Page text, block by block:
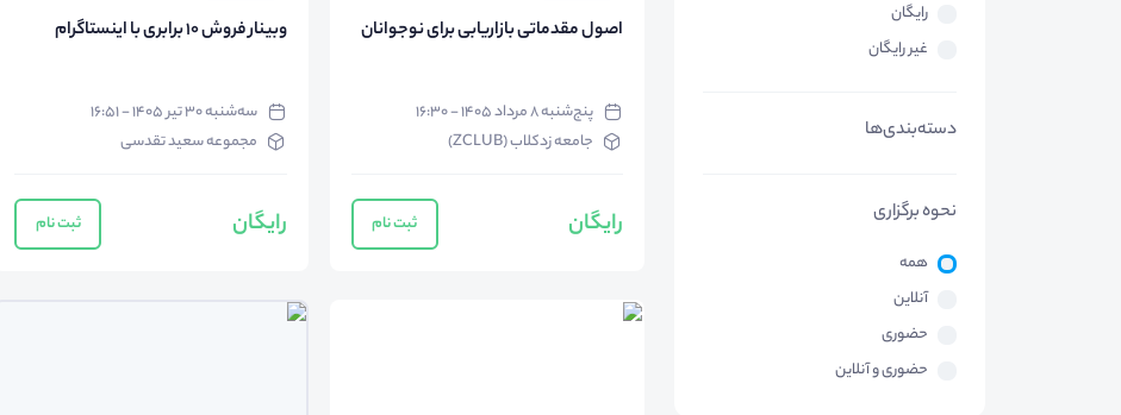
رایگان
غیر رایگان
دسته‌بندی‌ها
نحوه برگزاری
همه
آنلاین
حضوری
حضوری و آنلاین
اصول مقدماتی بازاریابی برای نوجوانان
پنج‌شنبه ۸ مرداد ۱۴۰۵ - ۱۶:۳۰
جامعه زدکلاب (ZCLUB)
رایگان ثبت نام
وبینار فروش 10 برابری با اینستاگرام
سه‌شنبه ۳۰ تیر ۱۴۰۵ - ۱۶:۵۱
مجموعه سعید تقدسی
رایگان ثبت نام